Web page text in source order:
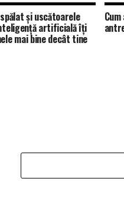
și uscătoarele
artificială îți
mai bine decât tine